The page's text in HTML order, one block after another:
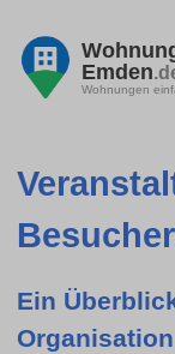
Emden
Wohnungen
Ein